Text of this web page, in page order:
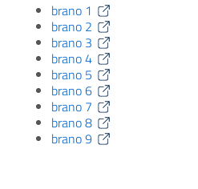
brano 1
brano 2
brano 3
brano 4
brano 5
brano 6
brano 7
brano 8
brano 9